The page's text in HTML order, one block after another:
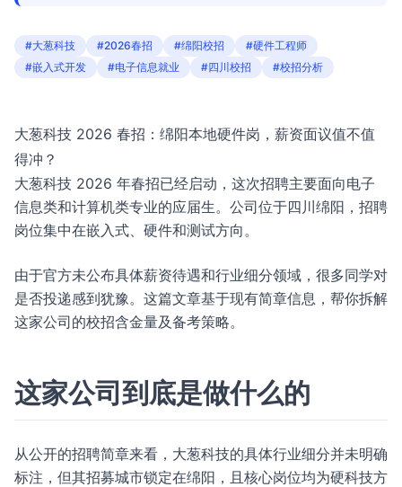
#大葱科技 #2026春招 #绵阳校招
#硬件工程师
#嵌入式开发
#电子信息就业 #四川校招 #校招分析
大葱科技 2026 春招：绵阳本地硬件岗，薪资面议值不值
得冲？
大葱科技 2026 年春招已经启动，这次招聘主要面向电子
信息类和计算机类专业的应届生。公司位于四川绵阳，招聘
岗位集中在嵌入式、硬件和测试方向。
由于官方未公布具体薪资待遇和行业细分领域，很多同学对
是否投递感到犹豫。这篇文章基于现有简章信息，帮你拆解
这家公司的校招含金量及备考策略。
这家公司到底是做什么的
从公开的招聘简章来看，大葱科技的具体行业细分并未明确
标注，但其招募城市锁定在绵阳，且核心岗位均为硬科技方